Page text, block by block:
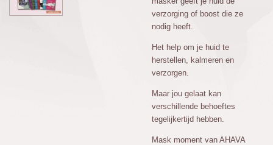
verzorging of boost die ze
nodig heeft.
Het help om je huid te
herstellen, kalmeren en
verzorgen.
Maar jou gelaat kan
verschillende behoeftes
tegelijkertijd hebben.
Mask moment van AHAVA